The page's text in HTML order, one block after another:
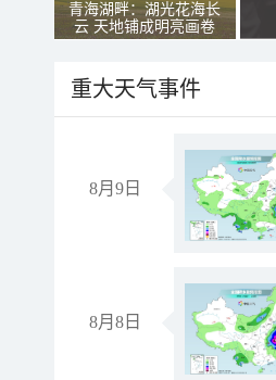
青海湖畔：湖光花海长
云 天地铺成明亮画卷
重大天气事件
8月9日
8月8日